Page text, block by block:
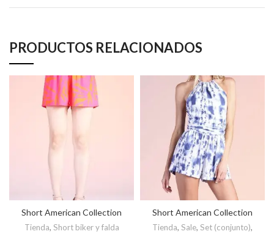
PRODUCTOS RELACIONADOS
Short American Collection
Tienda, Short biker y falda
Short American Collection
Tienda, Sale, Set (conjunto),